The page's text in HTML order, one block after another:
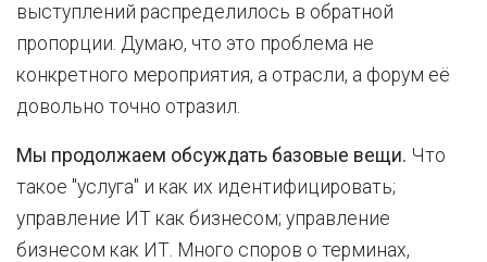
выступлений распределилось в обратной
пропорции. Думаю, что это проблема не
конкретного мероприятия, а отрасли, а форум её
довольно точно отразил.
Мы продолжаем обсуждать базовые вещи. Что
такое "услуга" и как их идентифицировать;
управление ИТ как бизнесом; управление
бизнесом как ИТ. Много споров о терминах,